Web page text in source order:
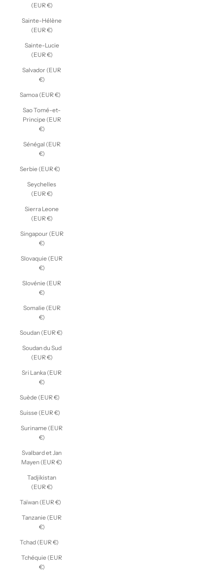
(EUR €)
Sainte-Hélène
(EUR €)
Sainte-Lucie
(EUR €)
Salvador (EUR
€)
Samoa (EUR €)
Sao Tomé-et-
Principe (EUR
€)
Sénégal (EUR
€)
Serbie (EUR €)
Seychelles
(EUR €)
Sierra Leone
(EUR €)
Singapour (EUR
€)
Slovaquie (EUR
€)
Slovénie (EUR
€)
Somalie (EUR
€)
Soudan (EUR €)
Soudan du Sud
(EUR €)
Sri Lanka (EUR
€)
Suède (EUR €)
Suisse (EUR €)
Suriname (EUR
€)
Svalbard et Jan
Mayen (EUR €)
Tadjikistan
(EUR €)
Taïwan (EUR €)
Tanzanie (EUR
€)
Tchad (EUR €)
Tchéquie (EUR
€)